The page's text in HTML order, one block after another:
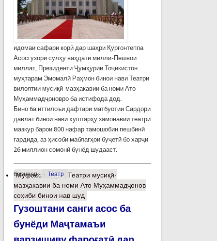
идомаи сафари корӣ дар шаҳри Қурғонтеппа
Асосгузори сулҳу ваҳдати миллӣ-Пешвои
миллат, Президенти Ҷумҳурии Тоҷикистон
муҳтарам Эмомалӣ Раҳмон бинои нави Театри
вилоятии мусиқӣ-мазҳакавии ба номи Ато
Муҳаммадҷоновро ба истифода дод.
Бино ба иттилоъи дафтари матбуотии Сардори
давлат бинои нави хуштарҳу замонавии театри
мазкур барои 800 нафар тамошобин пешбинӣ
гардида, аз ҳисоби маблағҳои буҷетӣ бо харҷи
26 миллион сомонӣ бунёд шудааст.
барчасп: Театр
Муфассалтаро Театри мусиқӣ-
мазҳакавии ба номи Ато Муҳаммадҷонов
соҳиби бинои нав шуд
Гузоштани санги асос ба
бунёди Маҷтамаъи